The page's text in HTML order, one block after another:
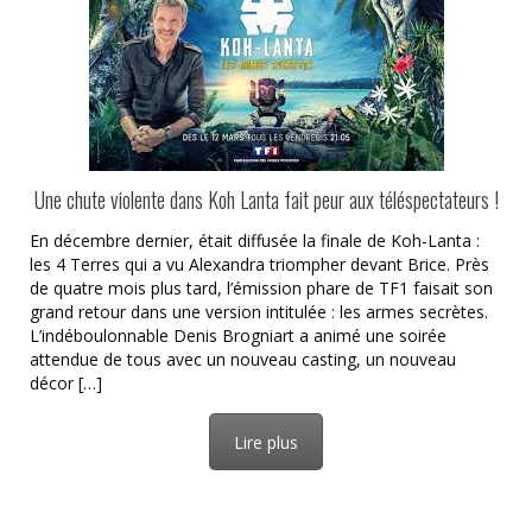
Une chute violente dans Koh Lanta fait peur aux téléspectateurs !
En décembre dernier, était diffusée la finale de Koh-Lanta :
les 4 Terres qui a vu Alexandra triompher devant Brice. Près
de quatre mois plus tard, l’émission phare de TF1 faisait son
grand retour dans une version intitulée : les armes secrètes.
L’indéboulonnable Denis Brogniart a animé une soirée
attendue de tous avec un nouveau casting, un nouveau
décor […]
Lire plus